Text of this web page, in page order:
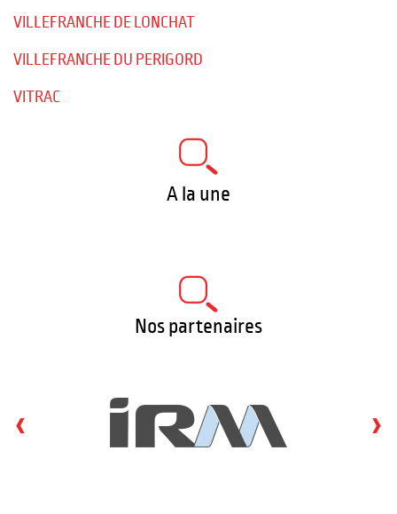
VILLEFRANCHE DE LONCHAT
VILLEFRANCHE DU PERIGORD
VITRAC
A la une
Nos partenaires
‹ ›